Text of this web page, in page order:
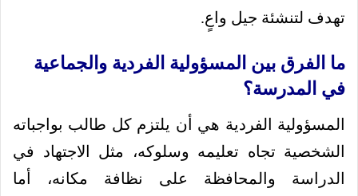
تهدف لتنشئة جيل واعٍ.
ما الفرق بين المسؤولية الفردية والجماعية
في المدرسة؟
المسؤولية الفردية هي أن يلتزم كل طالب بواجباته
الشخصية تجاه تعليمه وسلوكه، مثل الاجتهاد في
الدراسة والمحافظة على نظافة مكانه، أما